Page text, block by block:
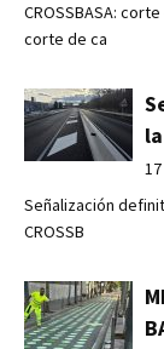
CROSSBASA:
corte de ca
Señalización
CROSSB